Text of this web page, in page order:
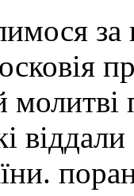
за
віддали